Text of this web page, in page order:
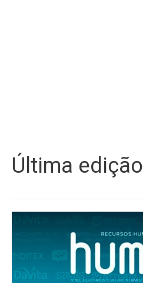
Última edição